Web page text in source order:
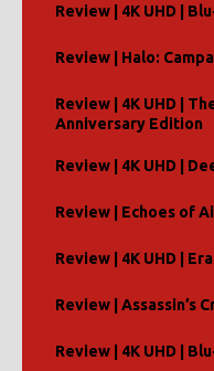
Review | 4K UHD |
Review | Halo:
Review | 4K UHD |
Anniversary Edition
Review | 4K UHD |
Review | Echoes of
Review | 4K UHD |
Review | Assassin’s
Review | 4K UHD |